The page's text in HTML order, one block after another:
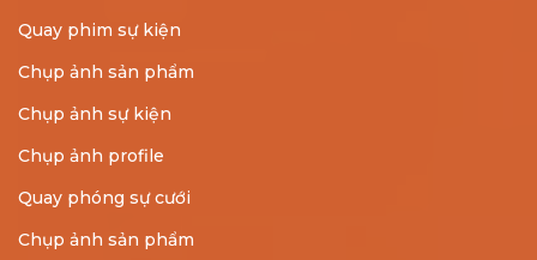
Quay phim sự kiện
Chụp ảnh sản phẩm
Chụp ảnh sự kiện
Chụp ảnh profile
Quay phóng sự cưới
Chụp ảnh sản phẩm